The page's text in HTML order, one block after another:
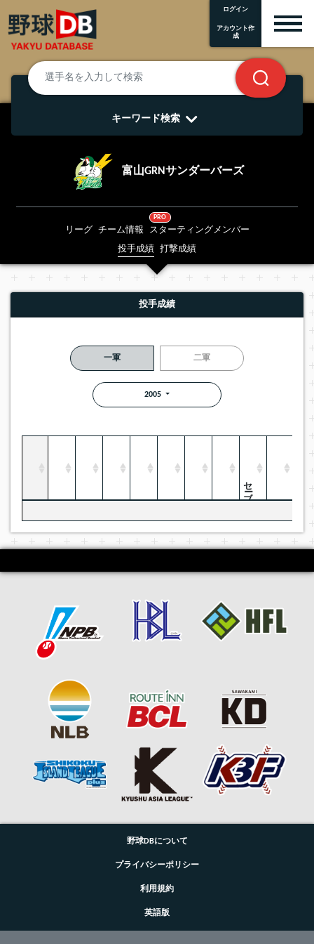
ログイン
アカウント作
成
キーワード検索
富山GRNサンダーバーズ
リーグ チーム情報
PRO
スターティングメンバー
投手成績 打撃成績
投手成績
一軍 二軍
2005
セーブ
野球DBについて
プライバシーポリシー
利用規約
英語版